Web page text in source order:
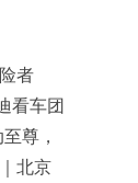
者
看车团
尊，
北京